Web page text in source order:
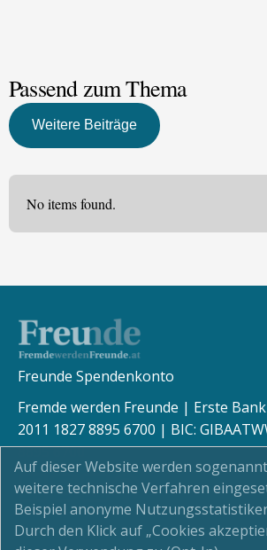
Passend zum Thema
Weitere Beiträge
No items found.
Freunde Spendenkonto
Fremde werden Freunde | Erste
2011 1827 8895 6700 | BIC:
8895 6700
Kinderschutz
Auf dieser Website werden
weitere technische Verfahren
Beispiel anonyme
Durch den Klick auf „Cookies